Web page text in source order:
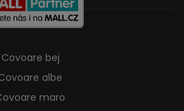
Covoare bej
albe
maro